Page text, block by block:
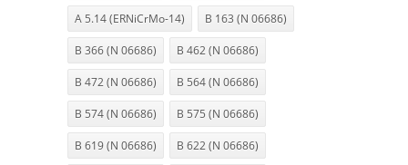
A 5.14 (ERNiCrMo-14) B 163 (N 06686)
B 366 (N 06686) B 462 (N 06686)
B 472 (N 06686) B 564 (N 06686)
B 574 (N 06686) B 575 (N 06686)
B 619 (N 06686) B 622 (N 06686)